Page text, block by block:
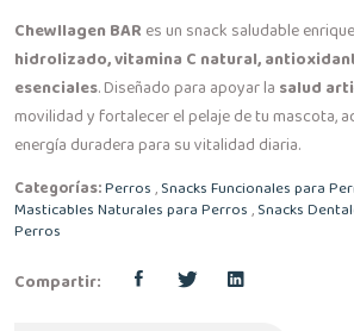
Chewllagen BAR es un snack saludable
hidrolizado, vitamina C natural,
esenciales. Diseñado para apoyar la salud
movilidad y fortalecer el pelaje de tu mascota,
energía duradera para su vitalidad diaria.
Categorías:Perros,Snacks Funcionales para
Masticables Naturales para Perros,Snacks
Perros
Compartir: